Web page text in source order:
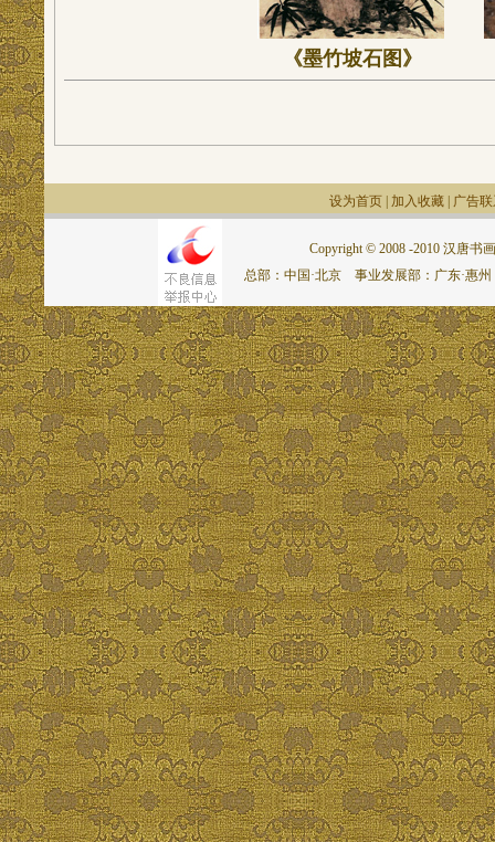
《墨竹坡
设为首页 加入收藏 广告
Copyright © 2008 -2010 汉唐书
总部：中国·北京 事业发展部：广东·惠